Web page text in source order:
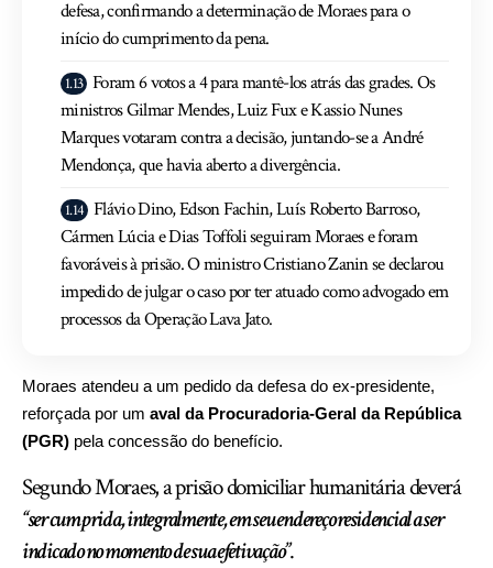
defesa, confirmando a determinação de Moraes para o
início do cumprimento da pena.
Foram 6 votos a 4 para mantê-los atrás das grades. Os
ministros Gilmar Mendes, Luiz Fux e Kassio Nunes
Marques votaram contra a decisão, juntando-se a André
Mendonça, que havia aberto a divergência.
Flávio Dino, Edson Fachin, Luís Roberto Barroso,
Cármen Lúcia e Dias Toffoli seguiram Moraes e foram
favoráveis à prisão. O ministro Cristiano Zanin se declarou
impedido de julgar o caso por ter atuado como advogado em
processos da Operação Lava Jato.
Moraes atendeu a um pedido da defesa do ex-presidente,
reforçada por um aval da Procuradoria-Geral da República
(PGR) pela concessão do benefício.
Segundo Moraes, a prisão domiciliar humanitária deverá
“ser cumprida, integralmente, em seu endereço residencial a ser
indicado no momento de sua efetivação”.